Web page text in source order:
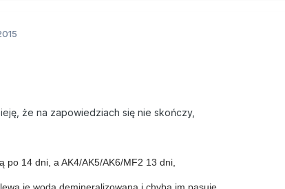
że na zapowiedziach się nie skończy,
po 14 dni, a AK4/AK5/AK6/MF2 13 dni,